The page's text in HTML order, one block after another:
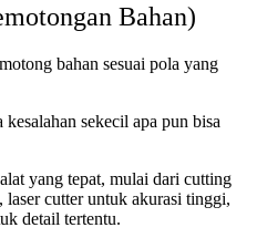
Bahan)
bahan sesuai pola yang
sekecil apa pun bisa
yang tepat, mulai dari cutting
cutter untuk akurasi tinggi,
detail tertentu.